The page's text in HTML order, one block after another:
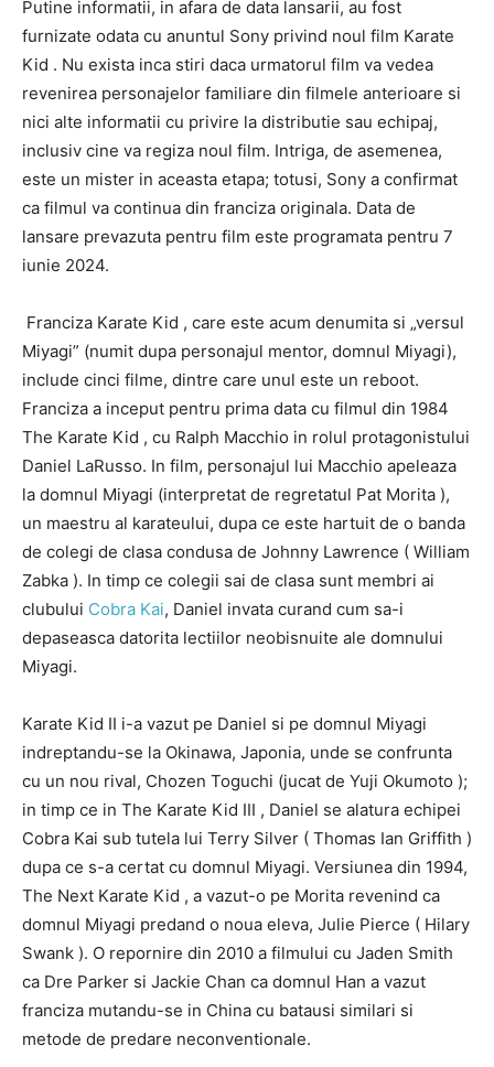
Putine informatii, in afara de data lansarii, au fost
furnizate odata cu anuntul Sony privind noul film Karate
Kid . Nu exista inca stiri daca urmatorul film va vedea
revenirea personajelor familiare din filmele anterioare si
nici alte informatii cu privire la distributie sau echipaj,
inclusiv cine va regiza noul film. Intriga, de asemenea,
este un mister in aceasta etapa; totusi, Sony a confirmat
ca filmul va continua din franciza originala. Data de
lansare prevazuta pentru film este programata pentru 7
iunie 2024.
Franciza Karate Kid , care este acum denumita si „versul
Miyagi” (numit dupa personajul mentor, domnul Miyagi),
include cinci filme, dintre care unul este un reboot.
Franciza a inceput pentru prima data cu filmul din 1984
The Karate Kid , cu Ralph Macchio in rolul protagonistului
Daniel LaRusso. In film, personajul lui Macchio apeleaza
la domnul Miyagi (interpretat de regretatul Pat Morita ),
un maestru al karateului, dupa ce este hartuit de o banda
de colegi de clasa condusa de Johnny Lawrence ( William
Zabka ). In timp ce colegii sai de clasa sunt membri ai
clubului Cobra Kai, Daniel invata curand cum sa-i
depaseasca datorita lectiilor neobisnuite ale domnului
Miyagi.
Karate Kid II i-a vazut pe Daniel si pe domnul Miyagi
indreptandu-se la Okinawa, Japonia, unde se confrunta
cu un nou rival, Chozen Toguchi (jucat de Yuji Okumoto );
in timp ce in The Karate Kid III , Daniel se alatura echipei
Cobra Kai sub tutela lui Terry Silver ( Thomas Ian Griffith )
dupa ce s-a certat cu domnul Miyagi. Versiunea din 1994,
The Next Karate Kid , a vazut-o pe Morita revenind ca
domnul Miyagi predand o noua eleva, Julie Pierce ( Hilary
Swank ). O repornire din 2010 a filmului cu Jaden Smith
ca Dre Parker si Jackie Chan ca domnul Han a vazut
franciza mutandu-se in China cu batausi similari si
metode de predare neconventionale.